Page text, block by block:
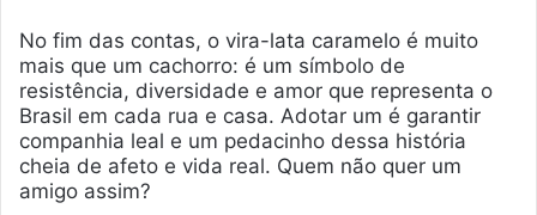
No fim das contas, o vira-lata caramelo é muito
mais que um cachorro: é um símbolo de
resistência, diversidade e amor que representa o
Brasil em cada rua e casa. Adotar um é garantir
companhia leal e um pedacinho dessa história
cheia de afeto e vida real. Quem não quer um
amigo assim?